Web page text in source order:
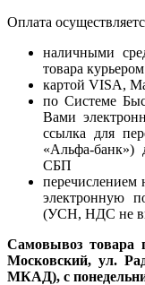
Оплата
наличными
товара
картой VISA,
по Системе
Вами
ссылка для
«Альфа-банк»)
СБП
перечислением
электронную
(УСН, НДС не
Самовывоз товара
Московский, ул.
МКАД), с